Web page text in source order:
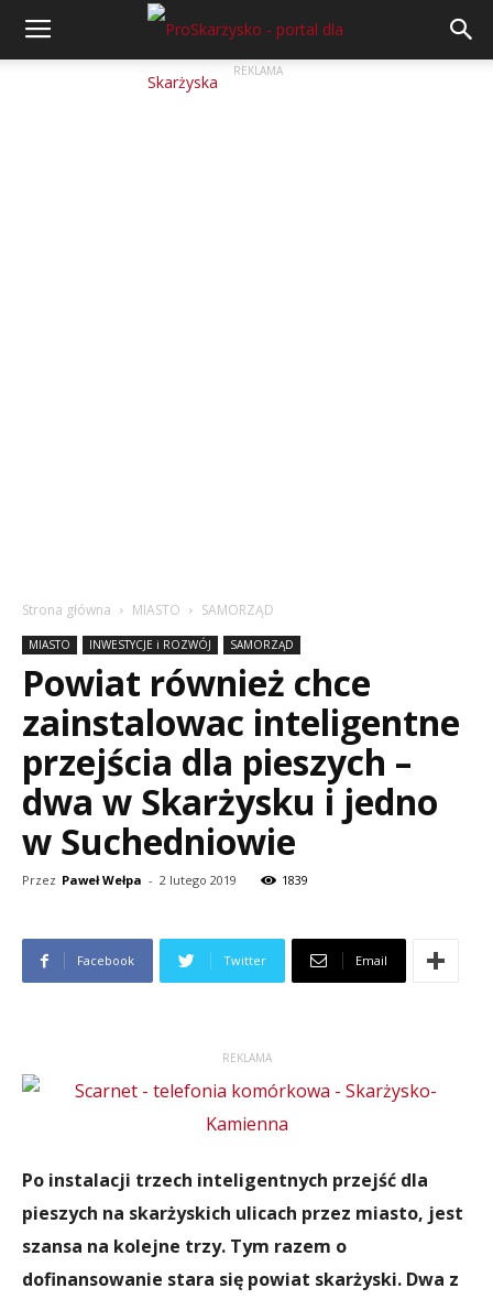
REKLAMA
Strona główna MIASTO SAMORZĄD
MIASTO INWESTYCJE i ROZWÓJ SAMORZĄD
Powiat również chce
zainstalowac inteligentne
przejścia dla pieszych –
dwa w Skarżysku i jedno
w Suchedniowie
Przez Paweł Wełpa - 2 lutego 2019 1839
Facebook Twitter Email
REKLAMA
Po instalacji trzech inteligentnych przejść dla
pieszych na skarżyskich ulicach przez miasto, jest
szansa na kolejne trzy. Tym razem o
dofinansowanie stara się powiat skarżyski. Dwa z